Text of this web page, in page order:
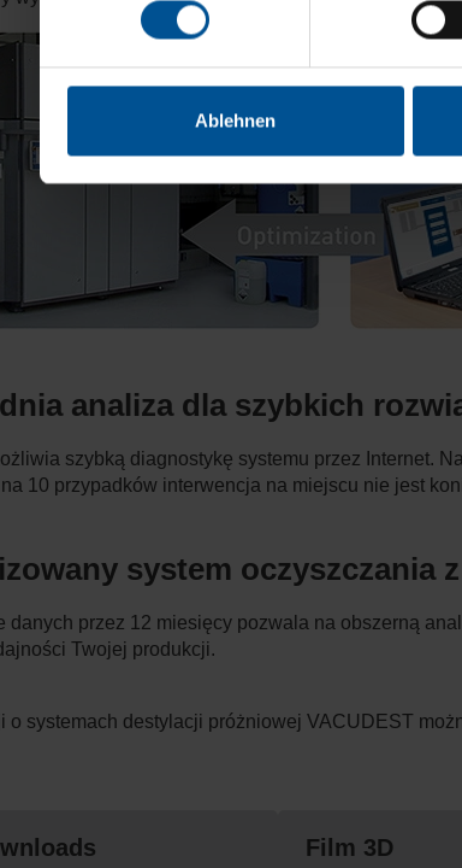
Ablehnen
analiza dla szybkich
szybką diagnostykę systemu przez Internet.
10 przypadków interwencja na miejscu nie jest
system oczyszczania
danych przez 12 miesięcy pozwala na obszerną
Twojej produkcji.
o systemach destylacji próżniowej VACUDEST
Film 3D